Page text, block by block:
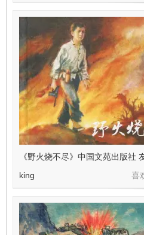
《野火烧不尽》中国文苑出版社
喜
king